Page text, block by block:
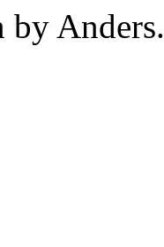
by Anders.